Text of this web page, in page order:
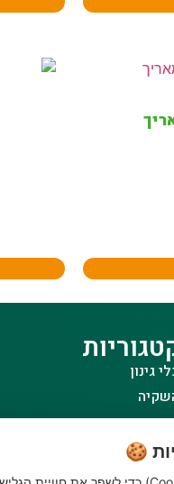
גינון
דשא סינטטי ואביזרים
🍪